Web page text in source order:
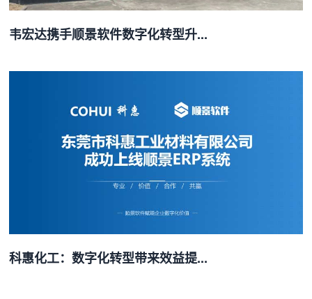
韦宏达携手顺景软件数字化转型升...
科惠化工：数字化转型带来效益提...